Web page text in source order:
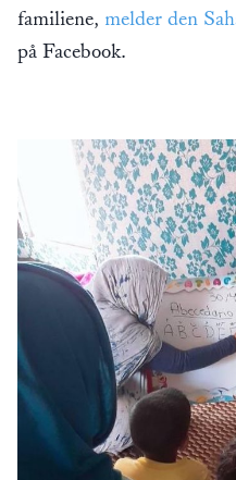
familiene, melder den
på Facebook.